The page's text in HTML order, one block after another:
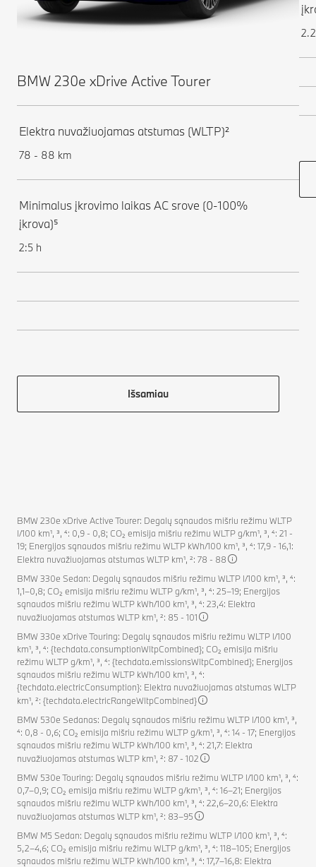
BMW 230e xDrive Active Tourer
Elektra nuvažiuojamas atstumas (WLTP)²
78 - 88 km
Minimalus įkrovimo laikas AC srove (0-100%
įkrova)⁵
2:5 h
Išsamiau
BMW 230e xDrive Active Tourer: Degalų sąnaudos mišriu režimu WLTP
l/100 km¹, ³, ⁴: 0,9 - 0,8; CO₂ emisija mišriu režimu WLTP g/km¹, ³, ⁴: 21 -
19; Energijos sąnaudos mišriu režimu WLTP kWh/100 km¹, ³, ⁴: 17,9 - 16,1:
Elektra nuvažiuojamas atstumas WLTP km¹, ²: 78 - 88
BMW 330e Sedan: Degalų sąnaudos mišriu režimu WLTP l/100 km¹, ³, ⁴:
1,1–0,8; CO₂ emisija mišriu režimu WLTP g/km¹, ³, ⁴: 25–19; Energijos
sąnaudos mišriu režimu WLTP kWh/100 km¹, ³, ⁴: 23,4: Elektra
nuvažiuojamas atstumas WLTP km¹, ²: 85 - 101
BMW 330e xDrive Touring: Degalų sąnaudos mišriu režimu WLTP l/100
km¹, ³, ⁴: {techdata.consumptionWltpCombined}; CO₂ emisija mišriu
režimu WLTP g/km¹, ³, ⁴: {techdata.emissionsWltpCombined}; Energijos
sąnaudos mišriu režimu WLTP kWh/100 km¹, ³, ⁴:
{techdata.electricConsumption}: Elektra nuvažiuojamas atstumas WLTP
km¹, ²: {techdata.electricRangeWltpCombined}
BMW 530e Sedanas: Degalų sąnaudos mišriu režimu WLTP l/100 km¹, ³,
⁴: 0,8 - 0,6; CO₂ emisija mišriu režimu WLTP g/km¹, ³, ⁴: 14 - 17; Energijos
sąnaudos mišriu režimu WLTP kWh/100 km¹, ³, ⁴: 21,7: Elektra
nuvažiuojamas atstumas WLTP km¹, ²: 87 - 102
BMW 530e Touring: Degalų sąnaudos mišriu režimu WLTP l/100 km¹, ³, ⁴:
0,7–0,9; CO₂ emisija mišriu režimu WLTP g/km¹, ³, ⁴: 16–21; Energijos
sąnaudos mišriu režimu WLTP kWh/100 km¹, ³, ⁴: 22,6–20,6: Elektra
nuvažiuojamas atstumas WLTP km¹, ²: 83–95
BMW M5 Sedan: Degalų sąnaudos mišriu režimu WLTP l/100 km¹, ³, ⁴:
5,2–4,6; CO₂ emisija mišriu režimu WLTP g/km¹, ³, ⁴: 118–105; Energijos
sąnaudos mišriu režimu WLTP kWh/100 km¹, ³, ⁴: 17,7–16,8: Elektra